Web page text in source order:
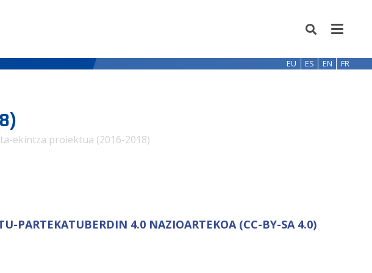
EU ES EN FR
ekintza proiektua (2016-2018)
PARTEKATUBERDIN 4.0 NAZIOARTEKOA (CC-BY-SA 4.0)